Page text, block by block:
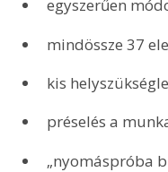
egyszerűen
mindössze 37
kis
préselés a
„nyomáspróba